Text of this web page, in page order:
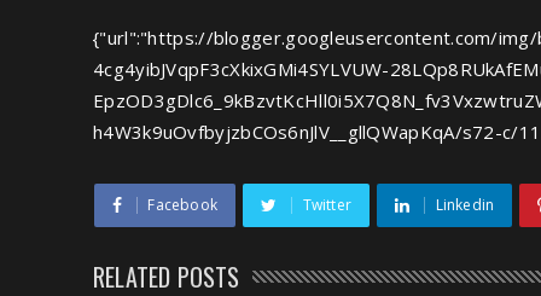
{"url":"https://blogger.googleusercontent.com/img/
4cg4yibJVqpF3cXkixGMi4SYLVUW-
h4W3k9uOvfbyjzbCOs6nJlV__gllQWapKqA/s72-c/
Facebook Twitter Linkedin
RELATED POSTS